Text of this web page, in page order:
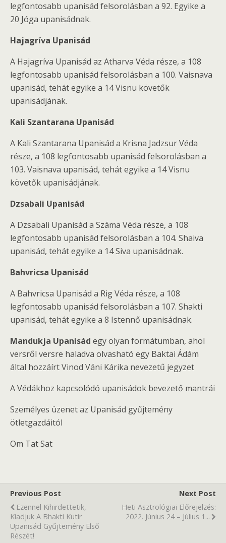
legfontosabb upanisád felsorolásban a 92. Egyike a
20 Jóga upanisádnak.
Hajagríva Upanisád
A Hajagríva Upanisád az Atharva Véda része, a 108
legfontosabb upanisád felsorolásban a 100. Vaisnava
upanisád, tehát egyike a 14 Visnu követők
upanisádjának.
Kali Szantarana Upanisád
A Kali Szantarana Upanisád a Krisna Jadzsur Véda
része, a 108 legfontosabb upanisád felsorolásban a
103. Vaisnava upanisád, tehát egyike a 14 Visnu
követők upanisádjának.
Dzsabali Upanisád
A Dzsabali Upanisád a Száma Véda része, a 108
legfontosabb upanisád felsorolásban a 104. Shaiva
upanisád, tehát egyike a 14 Siva upanisádnak.
Bahvricsa Upanisád
A Bahvricsa Upanisád a Rig Véda része, a 108
legfontosabb upanisád felsorolásban a 107. Shakti
upanisád, tehát egyike a 8 Istennő upanisádnak.
Mandukja Upanisád egy olyan formátumban, ahol
versről versre haladva olvasható egy Baktai Ádám
által hozzáírt Vinod Váni Kárika nevezetű jegyzet
A Védákhoz kapcsolódó upanisádok bevezető mantrái
Személyes üzenet az Upanisád gyűjtemény
ötletgazdáitól
Om Tat Sat
Previous Post
Ezennel Kihirdettetik,
Kiadjuk A Bhakti Kutir
Upanisád Gyűjtemény Első
Részét!
Next Post
Heti Asztrológiai Előrejelzés:
2022. Június 24 – Július 1...